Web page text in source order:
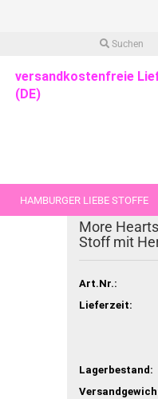
Suchen
versandkostenfreie
(DE)
HAMBURGER LIEBE STOFFE
VON 25 UND 50 CM
More
Stoff mit
Art.Nr.:
Lieferzeit:
Lagerbestand: